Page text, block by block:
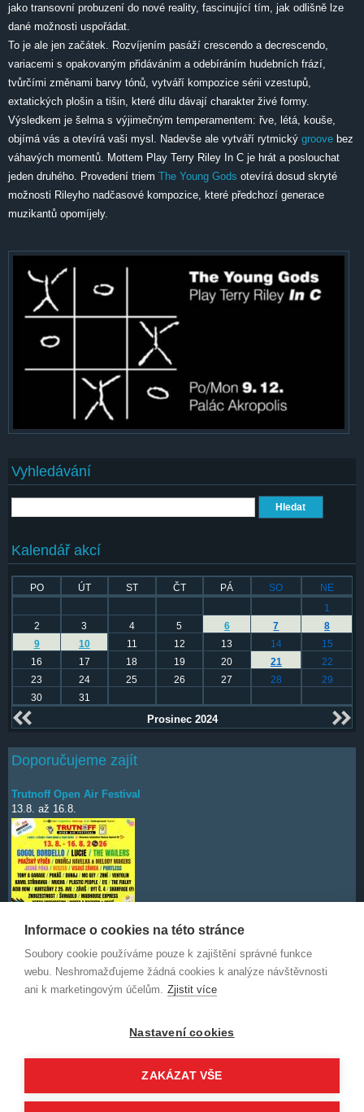
jako transovní probuzení do nové reality, fascinující tím, jak odlišně lze
dané možnosti uspořádat.
To je ale jen začátek. Rozvíjením pasáží crescendo a decrescendo,
variacemi s opakovaným přidáváním a odebíráním hudebních frází,
tvůrčími změnami barvy tónů, vytváří kompozice sérii vzestupů,
extatických plošin a tišin, které dílu dávají charakter živé formy.
Výsledkem je šelma s výjimečným temperamentem: řve, létá, kouše,
objímá vás a otevírá vaši mysl. Nadevše ale vytváří rytmický groove bez
váhavých momentů. Mottem Play Terry Riley In C je hrát a poslouchat
jeden druhého. Provedení triem The Young Gods otevírá dosud skryté
možnosti Rileyho nadčasové kompozice, které předchozí generace
muzikantů opomíjely.
Vyhledávání
Kalendář akcí
PO ÚT ST ČT PÁ SO
NE
1
2
3 4 5 6 7
8
9
10 11 12 13 14
15
16
17 18 19 20 21
22
23
24 25 26 27 28
29
30
31
Prosinec 2024
Doporučujeme zajít
Trutnoff Open Air Festival
13.8. až 16.8.
Deep Purple
7.10.
Informace o cookies na této stránce
Soubory cookie používáme pouze k zajištění správné funkce
webu. Neshromažďujeme žádná cookies k analýze návštěvnosti
ani k marketingovým účelům. Zjistit více
Nastavení cookies
ZAKÁZAT VŠE